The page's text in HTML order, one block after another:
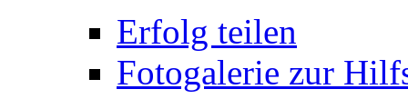
Erfolg teilen
Fotogalerie zur